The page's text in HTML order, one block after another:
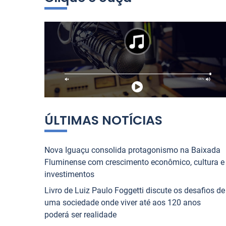
r
ÚLTIMAS NOTÍCIAS
Nova Iguaçu consolida protagonismo na Baixada
Fluminense com crescimento econômico, cultura e
investimentos
Livro de Luiz Paulo Foggetti discute os desafios de
uma sociedade onde viver até aos 120 anos
poderá ser realidade
contam tudo sobre